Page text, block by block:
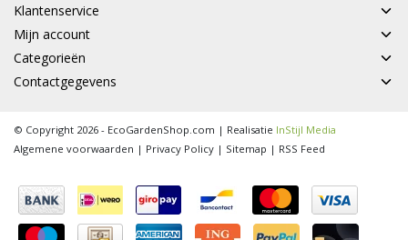
Klantenservice
Mijn account
Categorieën
Contactgegevens
© Copyright 2026 - EcoGardenShop.com | Realisatie InStijl Media
Algemene voorwaarden | Privacy Policy | Sitemap | RSS Feed